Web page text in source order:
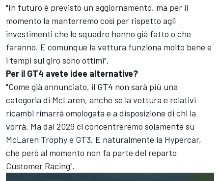
"In futuro è previsto un aggiornamento, ma per il
momento la manterremo così per rispetto agli
investimenti che le squadre hanno già fatto o che
faranno. E comunque la vettura funziona molto bene e
i tempi sul giro sono ottimi".
Per il GT4 avete idee alternative?
"Come già annunciato, il GT4 non sarà più una
categoria di McLaren, anche se la vettura e relativi
ricambi rimarrà omologata e a disposizione di chi la
vorrà. Ma dal 2029 ci concentreremo solamente su
McLaren Trophy e GT3. E naturalmente la Hypercar,
che però al momento non fa parte del reparto
Customer Racing".